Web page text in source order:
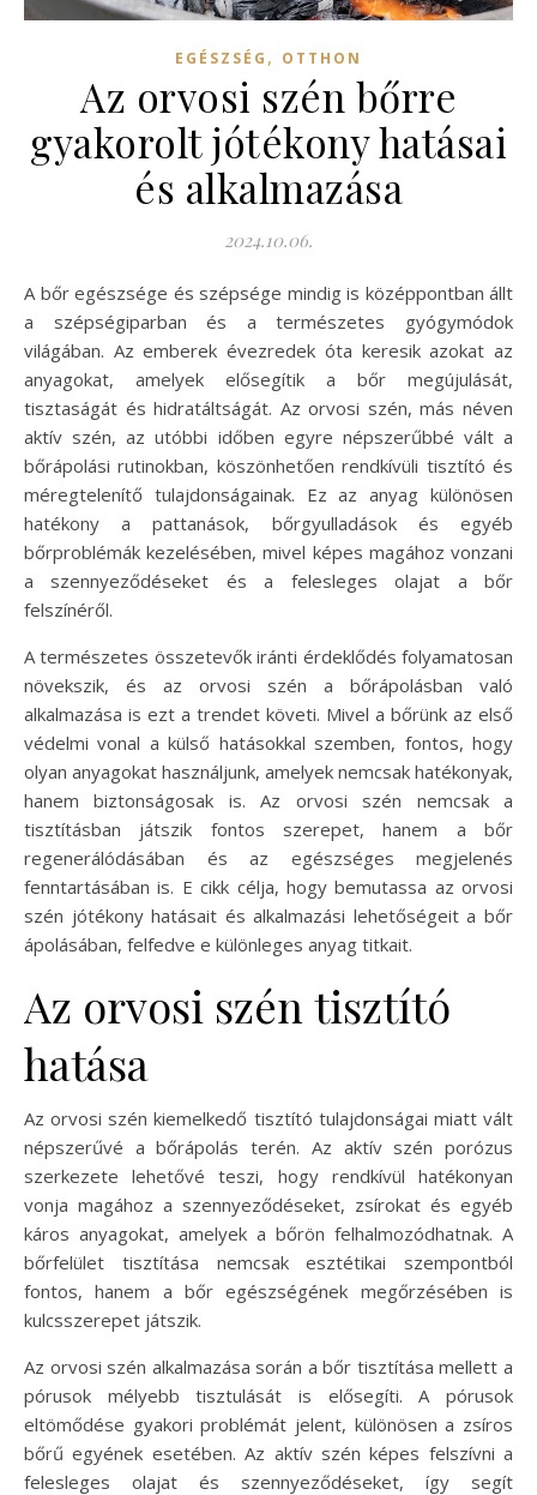
EGÉSZSÉG , OTTHON
Az orvosi szén bőrre
gyakorolt jótékony hatásai
és alkalmazása
2024.10.06.
A bőr egészsége és szépsége mindig is középpontban állt
a szépségiparban és a természetes gyógymódok
világában. Az emberek évezredek óta keresik azokat az
anyagokat, amelyek elősegítik a bőr megújulását,
tisztaságát és hidratáltságát. Az orvosi szén, más néven
aktív szén, az utóbbi időben egyre népszerűbbé vált a
bőrápolási rutinokban, köszönhetően rendkívüli tisztító és
méregtelenítő tulajdonságainak. Ez az anyag különösen
hatékony a pattanások, bőrgyulladások és egyéb
bőrproblémák kezelésében, mivel képes magához vonzani
a szennyeződéseket és a felesleges olajat a bőr
felszínéről.
A természetes összetevők iránti érdeklődés folyamatosan
növekszik, és az orvosi szén a bőrápolásban való
alkalmazása is ezt a trendet követi. Mivel a bőrünk az első
védelmi vonal a külső hatásokkal szemben, fontos, hogy
olyan anyagokat használjunk, amelyek nemcsak hatékonyak,
hanem biztonságosak is. Az orvosi szén nemcsak a
tisztításban játszik fontos szerepet, hanem a bőr
regenerálódásában és az egészséges megjelenés
fenntartásában is. E cikk célja, hogy bemutassa az orvosi
szén jótékony hatásait és alkalmazási lehetőségeit a bőr
ápolásában, felfedve e különleges anyag titkait.
Az orvosi szén tisztító
hatása
Az orvosi szén kiemelkedő tisztító tulajdonságai miatt vált
népszerűvé a bőrápolás terén. Az aktív szén porózus
szerkezete lehetővé teszi, hogy rendkívül hatékonyan
vonja magához a szennyeződéseket, zsírokat és egyéb
káros anyagokat, amelyek a bőrön felhalmozódhatnak. A
bőrfelület tisztítása nemcsak esztétikai szempontból
fontos, hanem a bőr egészségének megőrzésében is
kulcsszerepet játszik.
Az orvosi szén alkalmazása során a bőr tisztítása mellett a
pórusok mélyebb tisztulását is elősegíti. A pórusok
eltömődése gyakori problémát jelent, különösen a zsíros
bőrű egyének esetében. Az aktív szén képes felszívni a
felesleges olajat és szennyeződéseket, így segít